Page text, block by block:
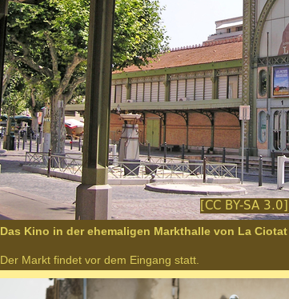
Das Kino in der ehemaligen Markthalle von La Ciotat
Der Markt findet vor dem Eingang statt.